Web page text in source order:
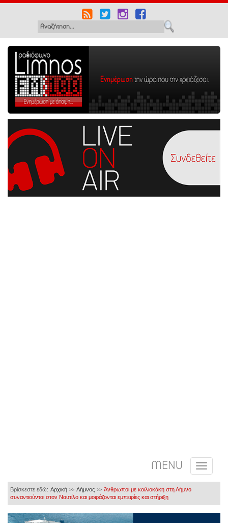
MENU
Βρίσκεστε εδώ: Αρχική >> Λήμνος >> Άνθρωποι με κοιλιοκάκη στη Λήμνο
συναντιούνται στον Ναυτίλο και μοιράζονται εμπειρίες και στήριξη